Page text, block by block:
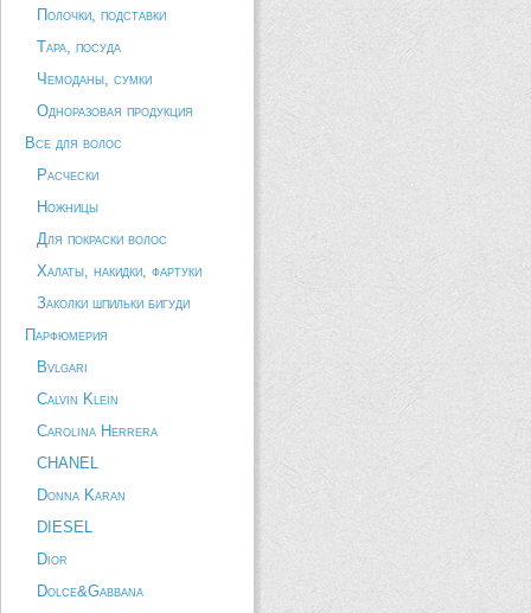
Полочки, подставки
Тара, посуда
Чемоданы, сумки
Одноразовая продукция
Все для волос
Расчески
Ножницы
Для покраски волос
Халаты, накидки, фартуки
Заколки шпильки бигуди
Парфюмерия
Bvlgari
Calvin Klein
Carolina Herrera
CHANEL
Donna Karan
DIESEL
Dior
Dolce&Gabbana